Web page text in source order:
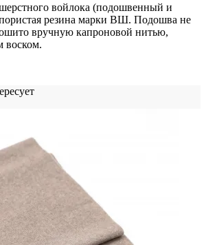
войлока (подошвенный и
резина марки ВШ. Подошва не
вручную капроновой нитью,
воском.